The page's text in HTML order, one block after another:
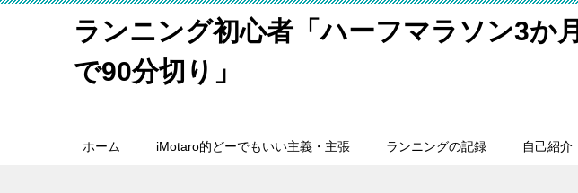
ランニング初心者「ハーフマラソン3か月
で90分切り」
ホーム iMotaro的どーでもいい主義・主張 ランニングの記録 自己紹介